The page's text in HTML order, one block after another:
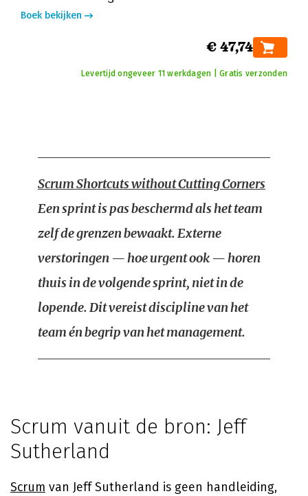
Boek bekijken
€ 47,74
Levertijd ongeveer 11 werkdagen | Gratis verzonden
Scrum Shortcuts without Cutting Corners
Een sprint is pas beschermd als het team
zelf de grenzen bewaakt. Externe
verstoringen — hoe urgent ook — horen
thuis in de volgende sprint, niet in de
lopende. Dit vereist discipline van het
team én begrip van het management.
Scrum vanuit de bron: Jeff
Sutherland
Scrum van Jeff Sutherland is geen handleiding,